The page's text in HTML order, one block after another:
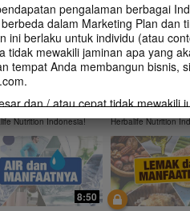
pengalaman berbagai
dalam Marketing Plan dan
ini berlaku untuk individu (atau
tidak mewakili jaminan apa yang
tempat Anda membangun bisnis,
dan / atau cepat tidak mewakili
di mana setiap individu dapat
badan individu tergantung pada
badan mulai, dan latihan. Untuk
tempat Anda membangun
personal sebelum memulai
10:49
dasar Perawatan
apa itu Dasar-dasar
video training yang di
Nutrition Indonesia!
Immunoturmeric
Manfaatnya
series video training
Herbalife Nutrition
8:50